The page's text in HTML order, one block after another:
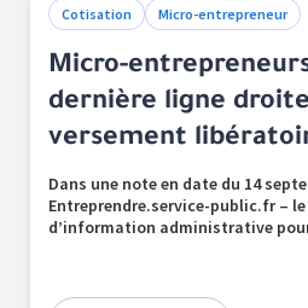
Cotisation Micro-entrepreneur
Micro-
dernière ligne
versement
Dans une note en date du 14
Entreprendre.service-public.fr –
d’information administrative